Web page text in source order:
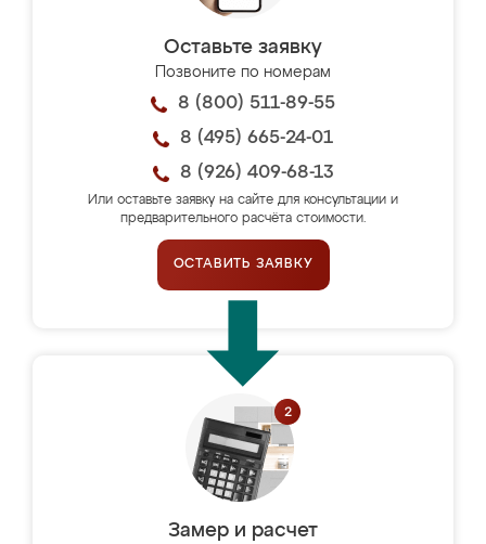
Оставьте заявку
Позвоните по номерам
8 (800) 511-89-55
8 (495) 665-24-01
8 (926) 409-68-13
Или оставьте заявку на сайте для консультации и
предварительного расчёта стоимости.
ОСТАВИТЬ ЗАЯВКУ
Замер и расчет